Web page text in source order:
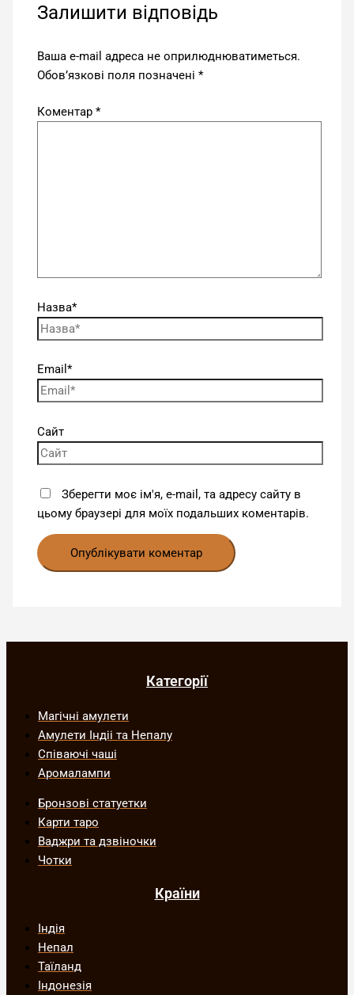
Залишити відповідь
Ваша e-mail адреса не оприлюднюватиметься.
Обов’язкові поля позначені*
Коментар*
Назва*
Email*
Сайт
Зберегти моє ім'я, e-mail, та адресу сайту в
цьому браузері для моїх подальших коментарів.
Категорії
Магічні амулети
Амулети Індіі та Непалу
Співаючі чаші
Аромалампи
Бронзові статуетки
Карти таро
Ваджри та дзвіночки
Чотки
Країни
Індія
Непал
Таїланд
Індонезія